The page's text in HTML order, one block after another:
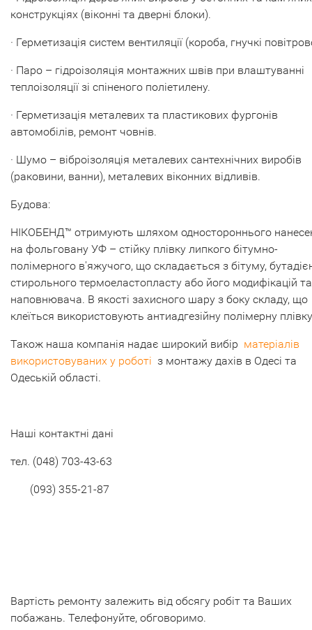
конструкціях (віконні та дверні блоки).
· Герметизація систем вентиляції (короба, гнучкі
· Паро – гідроізоляція монтажних швів при влаштуванні
теплоізоляції зі спіненого поліетилену.
· Герметизація металевих та пластикових фургонів
автомобілів, ремонт човнів.
· Шумо – віброізоляція металевих сантехнічних виробів
(раковини, ванни), металевих віконних відливів.
Будова:
НІКОБЕНД™ отримують шляхом одностороннього
на фольговану УФ – стійку плівку липкого бітумно-
полімерного в'яжучого, що складається з бітуму,
стирольного термоеластопласту або його модифікацій та
наповнювача. В якості захисного шару з боку складу, що
клеїться використовують антиадгезійну полімерну
Також наша компанія надає широкий вибір матеріалів
використовуваних у роботі з монтажу дахів в Одесі та
Одеській області.
Наші контактні дані
тел. (048) 703-43-63
(093) 355-21-87
Вартість ремонту залежить від обсягу робіт та Ваших
побажань. Телефонуйте, обговоримо.